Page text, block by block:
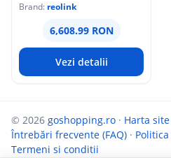
Brand: reolink
6,608.99 RON
Vezi detalii
© 2026 goshopping.ro · Harta site
Întrebări frecvente (FAQ) ·
Termeni si conditii